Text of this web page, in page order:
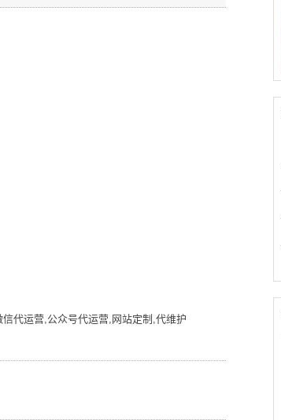
代运营,公众号代运营,网站定制,代维护